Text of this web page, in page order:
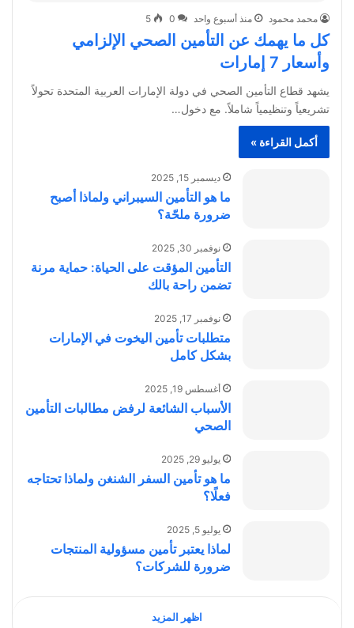
محمد محمود منذ أسبوع واحد 0
5
كل ما يهمك عن التأمين الصحي الإلزامي
وأسعار 7 إمارات
يشهد قطاع التأمين الصحي في دولة الإمارات العربية المتحدة تحولاً
تشريعياً وتنظيمياً شاملاً. مع دخول…
أكمل القراءة »
ديسمبر 15, 2025
ما هو التأمين السيبراني ولماذا أصبح
ضرورة ملحّة؟
نوفمبر 30, 2025
التأمين المؤقت على الحياة: حماية مرنة
تضمن راحة بالك
نوفمبر 17, 2025
متطلبات تأمين اليخوت في الإمارات
بشكل كامل
أغسطس 19, 2025
الأسباب الشائعة لرفض مطالبات التأمين
الصحي
يوليو 29, 2025
ما هو تأمين السفر الشنغن ولماذا تحتاجه
فعلًا؟
يوليو 5, 2025
لماذا يعتبر تأمين مسؤولية المنتجات
ضرورة للشركات؟
اظهر المزيد